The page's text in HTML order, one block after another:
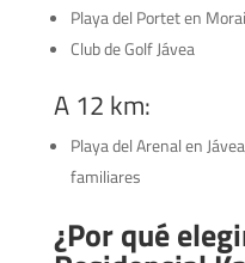
Playa del Portet en
Club de Golf Jávea
A 12 km:
Playa del Arenal en
familiares
¿Por qué